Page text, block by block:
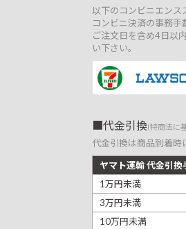
以下のコンビニエンス
コンビニ決済の事務手
ご注文日を含め4日以
い下さい。
代金引換(特商法に
代金引換は商品到着時
ヤマト運輸 代金引換
1万円未満
3万円未満
10万円未満